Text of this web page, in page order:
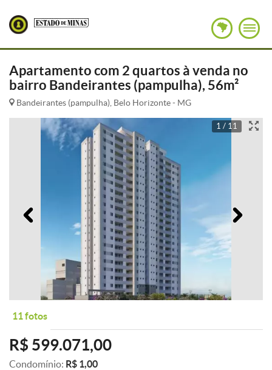
Apartamento com 2 quartos à venda no
bairro Bandeirantes (pampulha), 56m²
Bandeirantes (pampulha), Belo Horizonte - MG
1 / 11
11 fotos
R$ 599.071,00
Condomínio: R$ 1,00